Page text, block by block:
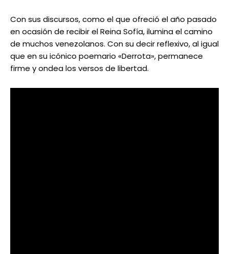
Con sus discursos, como el que ofreció el año pasado
en ocasión de recibir el Reina Sofía, ilumina el camino
de muchos venezolanos. Con su decir reflexivo, al igual
que en su icónico poemario «Derrota», permanece
firme y ondea los versos de libertad.